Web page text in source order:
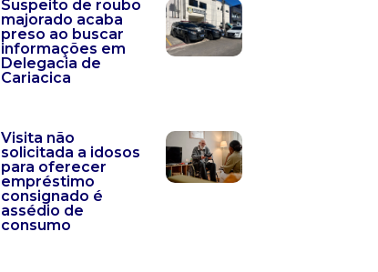
Suspeito de roubo
majorado acaba
preso ao buscar
informações em
Delegacia de
Cariacica
Visita não
solicitada a idosos
para oferecer
empréstimo
consignado é
assédio de
consumo